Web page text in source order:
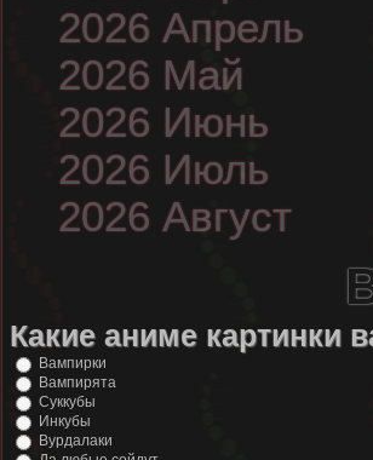
2026 Апрель
2026 Май
2026 Июнь
2026 Июль
2026 Август
Какие аниме картинки
Вампирки
Вампирята
Суккубы
Инкубы
Вурдалаки